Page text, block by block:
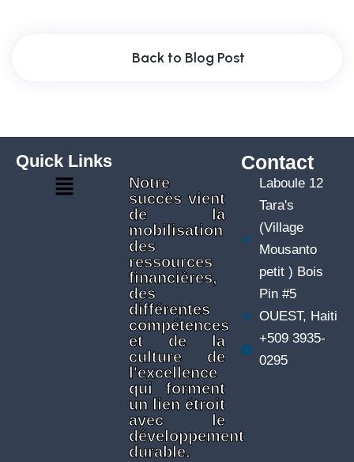
Back to Blog Post
Quick Links
Notre
succès vient
de la
mobilisation
des
ressources
financières,
des
différentes
compétences
et de la
culture de
l'excellence
qui forment
un lien étroit
avec le
développement
durable.
Contact
Laboule 12
Tara's
(Village
Mousanto
petit ) Bois
Pin #5
OUEST, Haiti
+509 3935-
0295